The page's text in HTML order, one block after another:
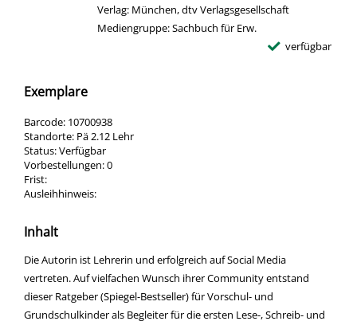
Verlag: München, dtv Verlagsgesellschaft
Mediengruppe:Sachbuch für Erw.
verfügbar
Exemplare
Barcode: 10700938
Standorte: Pä 2.12 Lehr
Status:Verfügbar
Vorbestellungen:0
Frist:
Ausleihhinweis:
Inhalt
Die Autorin ist Lehrerin und erfolgreich auf Social Media
vertreten. Auf vielfachen Wunsch ihrer Community entstand
dieser Ratgeber (Spiegel-Bestseller) für Vorschul- und
Grundschulkinder als Begleiter für die ersten Lese-, Schreib- und